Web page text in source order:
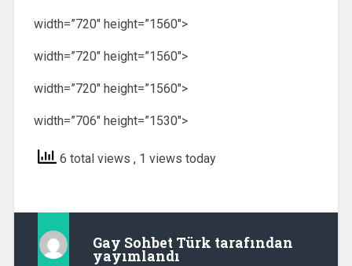
width=”720″ height=”1560″>
width=”720″ height=”1560″>
width=”720″ height=”1560″>
width=”706″ height=”1530″>
6 total views , 1 views today
Gay Sohbet Türk tarafından
yayımlandı